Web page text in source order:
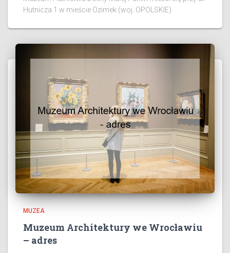
Hutnicza 1 w mieście Ozimek (woj. OPOLSKIE)
MUZEA
Muzeum Architektury we Wrocławiu
– adres